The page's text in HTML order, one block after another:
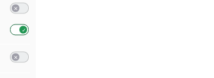
zu Messung der Performance von Inhalten